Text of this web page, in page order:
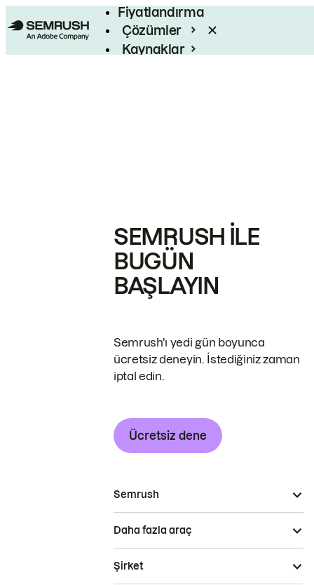
Fiyatlandırma
Çözümler
Kaynaklar
SEMRUSH ILE
BUGÜN
BAŞLAYIN
Semrush'ı yedi gün boyunca
ücretsiz deneyin. İstediğiniz zaman
iptal edin.
Ücretsiz dene
Semrush
Daha fazla araç
Şirket